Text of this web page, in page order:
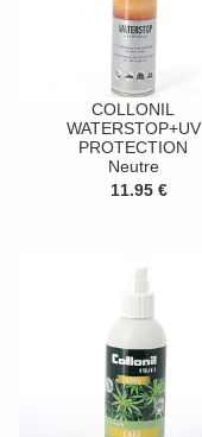
COLLONIL
WATERSTOP+UV
PROTECTION
Neutre
11.95 €